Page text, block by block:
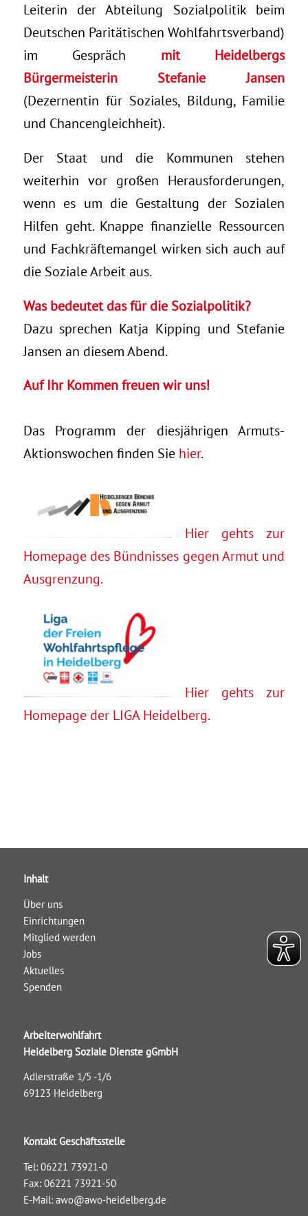
Leiterin der Abteilung Sozialpolitik beim
Deutschen Paritätischen Wohlfahrtsverband)
im Gespräch mit Heidelbergs
Bürgermeisterin Stefanie Jansen
(Dezernentin für Soziales, Bildung, Familie
und Chancengleichheit).
Der Staat und die Kommunen stehen
weiterhin vor großen Herausforderungen,
wenn es um die Gestaltung der Sozialen
Hilfen geht. Knappe finanzielle Ressourcen
und Fachkräftemangel wirken sich auch auf
die Soziale Arbeit aus.
Was bedeutet das für die Sozialpolitik?
Dazu sprechen Katja Kipping und Stefanie
Jansen an diesem Abend.
Auf Ihr Kommen freuen wir uns!
Das Programm der diesjährigen Armuts-
Aktionswochen finden Sie hier.
Hier gehts zur
Homepage des Bündnisses gegen Armut und
Ausgrenzung.
Hier gehts zur
Homepage der LIGA Heidelberg.
Inhalt
Über uns
Einrichtungen
Mitglied werden
Jobs
Aktuelles
Spenden
Arbeiterwohlfahrt
Heidelberg Soziale Dienste gGmbH
Adlerstraße 1/5 -1/6
69123 Heidelberg
Kontakt Geschäftsstelle
Tel: 06221 73921-0
Fax: 06221 73921-50
E-Mail: awo@awo-heidelberg.de